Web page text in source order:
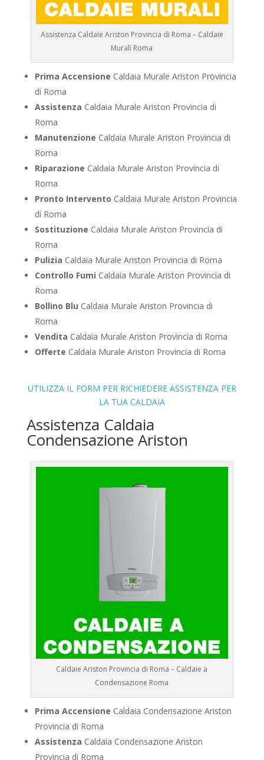
Assistenza Caldaie Ariston Provincia di Roma – Caldaie
Murali Roma
Prima Accensione Caldaia Murale Ariston Provincia
di Roma
Assistenza Caldaia Murale Ariston Provincia di
Roma
Manutenzione Caldaia Murale Ariston Provincia di
Roma
Riparazione Caldaia Murale Ariston Provincia di
Roma
Pronto Intervento Caldaia Murale Ariston Provincia
di Roma
Sostituzione Caldaia Murale Ariston Provincia di
Roma
Pulizia Caldaia Murale Ariston Provincia di Roma
Controllo Fumi Caldaia Murale Ariston Provincia di
Roma
Bollino Blu Caldaia Murale Ariston Provincia di
Roma
Vendita Caldaia Murale Ariston Provincia di Roma
Offerte Caldaia Murale Ariston Provincia di Roma
UTILIZZA IL FORM PER RICHIEDERE ASSISTENZA PER
LA TUA CALDAIA
Assistenza Caldaia
Condensazione Ariston
Caldaie Ariston Provincia di Roma – Caldaie a
Condensazione Roma
Prima Accensione Caldaia Condensazione Ariston
Provincia di Roma
Assistenza Caldaia Condensazione Ariston
Provincia di Roma